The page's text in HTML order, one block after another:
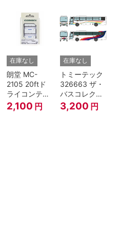
在庫なし
朗堂 MC-
2105 20ftド
ライコンテナ
タイプ
TRANCY
2,100 円
在庫なし
トミーテック
326663 ザ・
バスコレクシ
ョン 西日本鉄
道・九州産交
3,200 円